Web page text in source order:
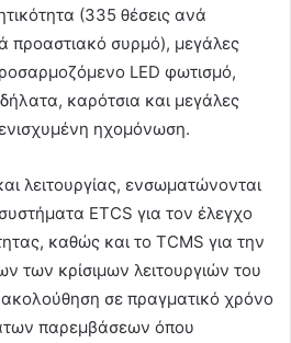
(335 θέσεις ανά
προαστιακό συρμό), μεγάλες
LED φωτισμό,
καρότσια και μεγάλες
ηχομόνωση.
λειτουργίας, ενσωματώνονται
ETCS για τον έλεγχο
καθώς και το TCMS για την
των κρίσιμων λειτουργιών του
σε πραγματικό χρόνο
παρεμβάσεων όπου